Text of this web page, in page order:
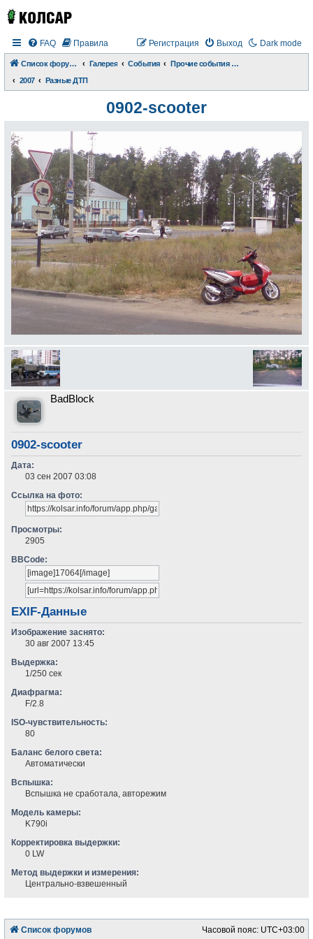
Dark mode
FAQ Правила Выход
Регистрация
Список форумов Галерея События
Прочие события и происшествия
2007
Разные ДТП
0902-scooter
BadBlock
0902-scooter
Дата:
03 сен 2007 03:08
Ссылка на фото:
Просмотры:
2905
BBCode:
EXIF-Данные
Изображение заснято:
30 авг 2007 13:45
Выдержка:
1/250 сек
Диафрагма:
F/2.8
ISO-чувствительность:
80
Баланс белого света:
Автоматически
Вспышка:
Вспышка не сработала, авторежим
Модель камеры:
K790i
Корректировка выдержки:
0 LW
Метод выдержки и измерения:
Центрально-взвешенный
Список форумов Часовой пояс: UTC+03:00